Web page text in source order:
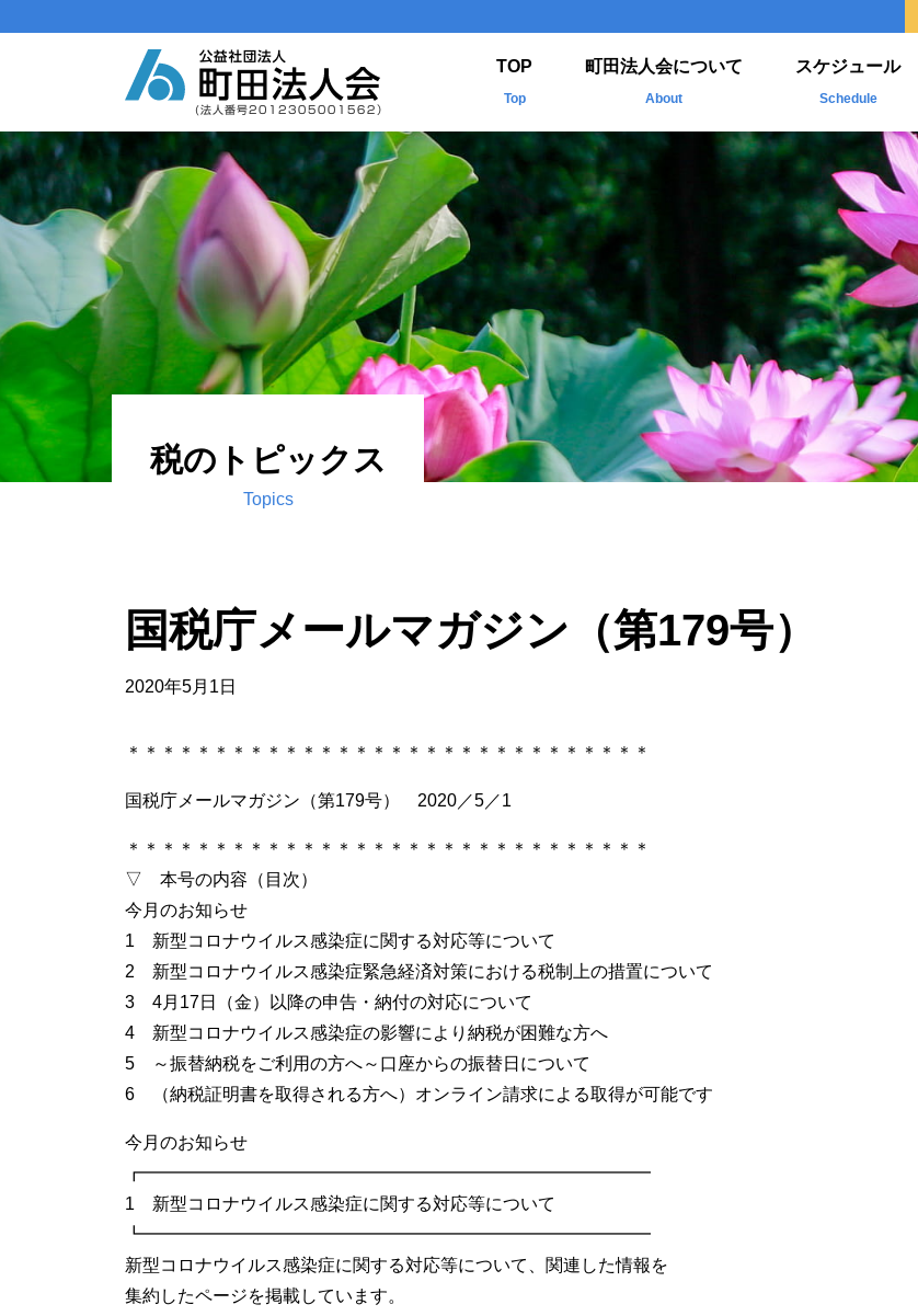
コンテンツへスキップ
メインナビゲーション
TOP
Top
町田法人会について
About
法人会とは
ご挨拶
組織
福利厚生
情報公開
よくわかる法人会
スケジュール
Schedule
税のトピックス
Topics
国税庁メールマガジン（第179号）
2020年5月1日
＊＊＊＊＊＊＊＊＊＊＊＊＊＊＊＊＊＊＊＊＊＊＊＊＊＊＊＊＊＊
国税庁メールマガジン（第179号） 2020／5／1
＊＊＊＊＊＊＊＊＊＊＊＊＊＊＊＊＊＊＊＊＊＊＊＊＊＊＊＊＊＊
▽ 本号の内容（目次）
今月のお知らせ
1 新型コロナウイルス感染症に関する対応等について
2 新型コロナウイルス感染症緊急経済対策における税制上の措置について
3 4月17日（金）以降の申告・納付の対応について
4 新型コロナウイルス感染症の影響により納税が困難な方へ
5 ～振替納税をご利用の方へ～口座からの振替日について
6 （納税証明書を取得される方へ）オンライン請求による取得が可能です
今月のお知らせ
┏━━━━━━━━━━━━━━━━━━━━━━━━━━━━━
1 新型コロナウイルス感染症に関する対応等について
┗━━━━━━━━━━━━━━━━━━━━━━━━━━━━━
新型コロナウイルス感染症に関する対応等について、関連した情報を
集約したページを掲載しています。